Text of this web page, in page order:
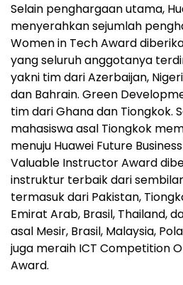
Selain penghargaan utama,
menyerahkan sejumlah
Women in Tech Award
yang seluruh anggotanya
yakni tim dari Azerbaijan,
dan Bahrain. Green
tim dari Ghana dan Tiongkok.
mahasiswa asal Tiongkok
menuju Huawei Future
Valuable Instructor Award
instruktur terbaik dari
termasuk dari Pakistan,
Emirat Arab, Brasil, Thailand,
asal Mesir, Brasil, Malaysia,
juga meraih ICT Competition
Award.